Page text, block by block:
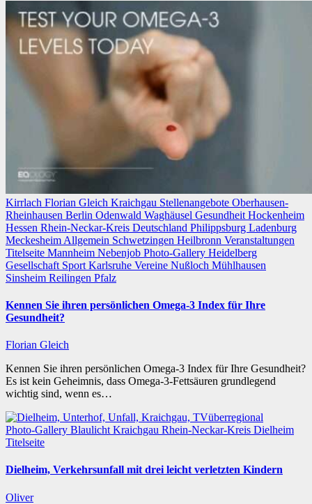
Kirrlach Florian Gleich Kraichgau Stellenangebote Oberhausen-
Rheinhausen Berlin Odenwald Waghäusel Gesundheit Hockenheim
Hessen Rhein-Neckar-Kreis Deutschland Philippsburg Ladenburg
Meckesheim Allgemein Schwetzingen Heilbronn Veranstaltungen
Titelseite Mannheim Nebenjob Photo-Gallery Heidelberg
Gesellschaft Sport Karlsruhe Vereine Nußloch Mühlhausen
Sinsheim Reilingen Pfalz
Kennen Sie ihren persönlichen Omega-3 Index für Ihre
Gesundheit?
Florian Gleich
Kennen Sie ihren persönlichen Omega-3 Index für Ihre Gesundheit?
Es ist kein Geheimnis, dass Omega-3-Fettsäuren grundlegend
wichtig sind, wenn es…
Photo-Gallery Blaulicht Kraichgau Rhein-Neckar-Kreis Dielheim
Titelseite
Dielheim, Verkehrsunfall mit drei leicht verletzten Kindern
Oliver